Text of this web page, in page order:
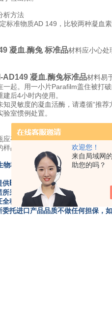
欢迎您！
来自局域网
助您的吗？
析方法
标准物质AD 149，比较两种凝血
凝血.酶兔 标准品材料应小心处
AD149 凝血.酶兔标准品材料易
一起。用一小片Parafilm盖住被打
后4小时内使用。
知灵敏度的凝血活酶，请遵循“推
室惯例处置。
应存放在-20摄氏度，保存时间不
品。
物科技有限公司是ERM的代理商，
供ERM
标准品代理采购业务。
采购产品来自ERM。
全程采用要求的运输条件进行产品
委托进口产品品质不做任何担保，